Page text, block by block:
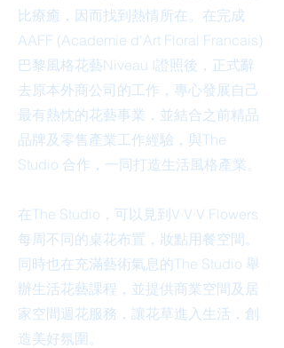
比療癒，因而找到熱情所在。在完成
AAFF (Academie d'Art Floral Francais)
巴黎風格花藝Niveau I證照後，正式辭
去原本外商公司的工作，專心發展自己
最有熱忱的花藝事業，並結合之前精品
品牌及零售產業工作經驗，與The
Studio 合作，一同打造生活風格產業。
在The Studio，可以見到 V·V·V Flowers
每周不同的桌花布置，妝點用餐空間。
同時也在充滿藝術氣息的The Studio 舉
辦生活花藝課程，並提供商業空間及居
家空間週花服務，讓花草進入生活，創
造美好氛圍。